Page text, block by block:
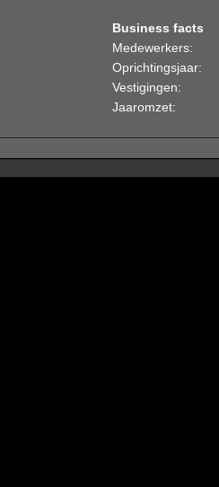
Business facts
Medewerkers:
Oprichtingsjaar:
Vestigingen:
Jaaromzet: